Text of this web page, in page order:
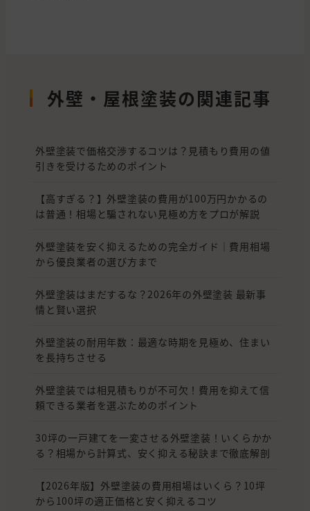
外壁・屋根塗装の関連記事
外壁塗装で価格交渉するコツは？見積もり費用の値
引きを受けるためのポイント
【高すぎる？】外壁塗装の費用が100万円かかるの
は普通！相場と騙されない見極め方をプロが解説
外壁塗装を安く抑えるための完全ガイド｜費用相場
から優良業者の選び方まで
外壁塗装はまだするな？2026年の外壁塗装 最新事
情と賢い選択
外壁塗装の耐用年数：最適な時期を見極め、住まい
を長持ちさせる
外壁塗装では相見積もりが不可欠！費用を抑えて信
頼できる業者を選ぶためのポイント
30坪の一戸建てを一変させる外壁塗装！いくらかか
る？相場から計算式、安く抑える秘訣まで徹底解剖
【2026年版】外壁塗装の費用相場はいくら？10坪
から100坪の適正価格と安く抑えるコツ